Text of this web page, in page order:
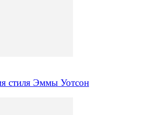
стиля Эммы Уотсон